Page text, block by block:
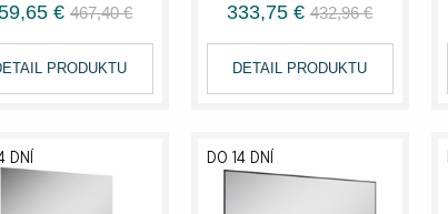
€ 467,40 €
PRODUKTU
333,75 € 432,96 €
DETAIL PRODUKTU
DNÍ DO 14 DNÍ